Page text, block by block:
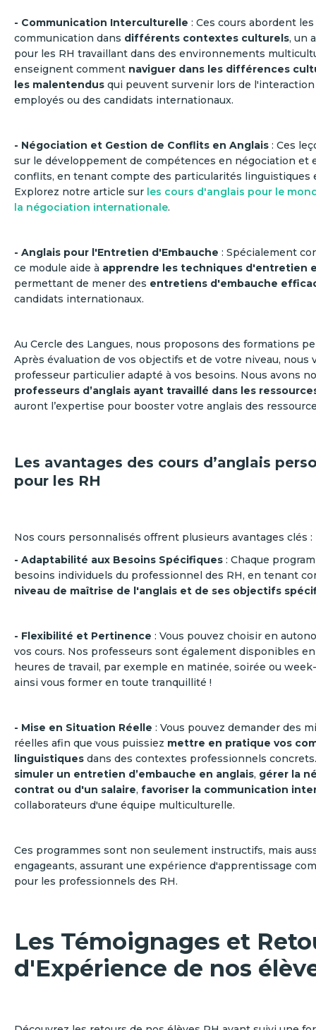
- Communication Interculturelle : Ces cours abordent
communication dans différents contextes culturels, un
pour les RH travaillant dans des environnements
enseignent comment naviguer dans les différences
les malentendus qui peuvent survenir lors de l'interaction
employés ou des candidats internationaux.
- Négociation et Gestion de Conflits en Anglais : Ces
sur le développement de compétences en négociation et
conflits, en tenant compte des particularités linguistiques
Explorez notre article sur les cours d'anglais pour le
la négociation internationale.
- Anglais pour l'Entretien d'Embauche : Spécialement
ce module aide à apprendre les techniques d'entretien
permettant de mener des entretiens d'embauche
candidats internationaux.
Au Cercle des Langues, nous proposons des formations
Après évaluation de vos objectifs et de votre niveau, nous
professeur particulier adapté à vos besoins. Nous avons
professeurs d’anglais ayant travaillé dans les
auront l’expertise pour booster votre anglais des
Les avantages des cours d’anglais
pour les RH
Nos cours personnalisés offrent plusieurs avantages clés :
- Adaptabilité aux Besoins Spécifiques : Chaque
besoins individuels du professionnel des RH, en tenant
niveau de maîtrise de l'anglais et de ses objectifs
- Flexibilité et Pertinence : Vous pouvez choisir en
vos cours. Nos professeurs sont également disponibles
heures de travail, par exemple en matinée, soirée ou
ainsi vous former en toute tranquillité !
- Mise en Situation Réelle : Vous pouvez demander des
réelles afin que vous puissiez mettre en pratique vos
linguistiques dans des contextes professionnels
simuler un entretien d’embauche en anglais, gérer la
contrat ou d'un salaire, favoriser la communication
collaborateurs d'une équipe multiculturelle.
Ces programmes sont non seulement instructifs, mais
engageants, assurant une expérience d'apprentissage
pour les professionnels des RH.
Les Témoignages et
d'Expérience de nos